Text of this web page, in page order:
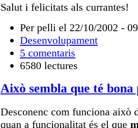
Salut i felicitats als currantes!
Per pelli el 22/10/2002 -
Desenvolupament
5 comentaris
6580 lectures
Això sembla que té bona
Desconenc com funciona això
quan a funcionalitat és el que